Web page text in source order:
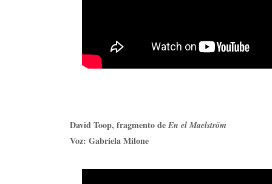
David Toop, fragmento deEn el Maelström
Voz: Gabriela Milone